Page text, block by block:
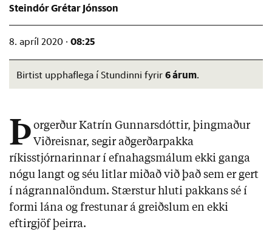
Steindór Grétar Jónsson
8. apríl 2020 · 08:25
Birtist upphaflega í Stundinni fyrir 6 árum.
Þ orgerður Katrín Gunnarsdóttir, þingmaður
Viðreisnar, segir aðgerðarpakka
ríkisstjórnarinnar í efnahagsmálum ekki ganga
nógu langt og séu litlar miðað við það sem er gert
í nágrannalöndum. Stærstur hluti pakkans sé í
formi lána og frestunar á greiðslum en ekki
eftirgjöf þeirra.